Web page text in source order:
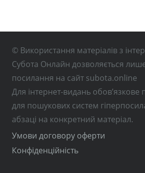
© Використання матеріалів з
Субота Онлайн дозволяється
посилання на сайт subota.online
Для інтернет-видань обов’язкове
для пошукових систем
абзаці на конкретний матеріал.
Умови договору оферти
Конфіденційність